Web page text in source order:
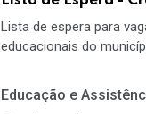
Lista de espera para
educacionais do
Educação e